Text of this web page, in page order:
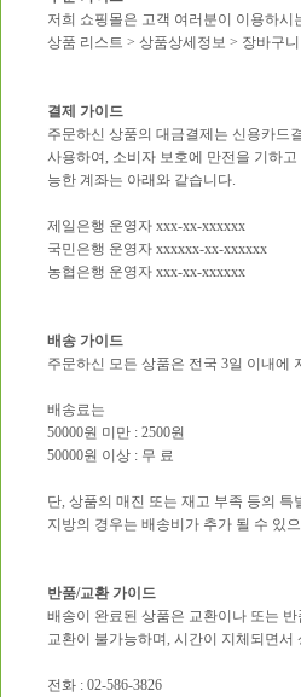
저희 쇼핑몰은 고객 여러분이 이용하
상품 리스트 > 상품상세정보 > 장바구
결제 가이드
주문하신 상품의 대금결제는 신용카드
사용하여, 소비자 보호에 만전을 기하
능한 계좌는 아래와 같습니다.
제일은행 운영자 xxx-xx-xxxxxx
국민은행 운영자 xxxxxx-xx-xxxxxx
농협은행 운영자 xxx-xx-xxxxxx
배송 가이드
주문하신 모든 상품은 전국 3일 이내에
배송료는
50000원 미만 : 2500원
50000원 이상 : 무 료
단, 상품의 매진 또는 재고 부족 등의
지방의 경우는 배송비가 추가 될 수 있
반품/교환 가이드
배송이 완료된 상품은 교환이나 또는
교환이 불가능하며, 시간이 지체되면
전화 : 02-586-3826